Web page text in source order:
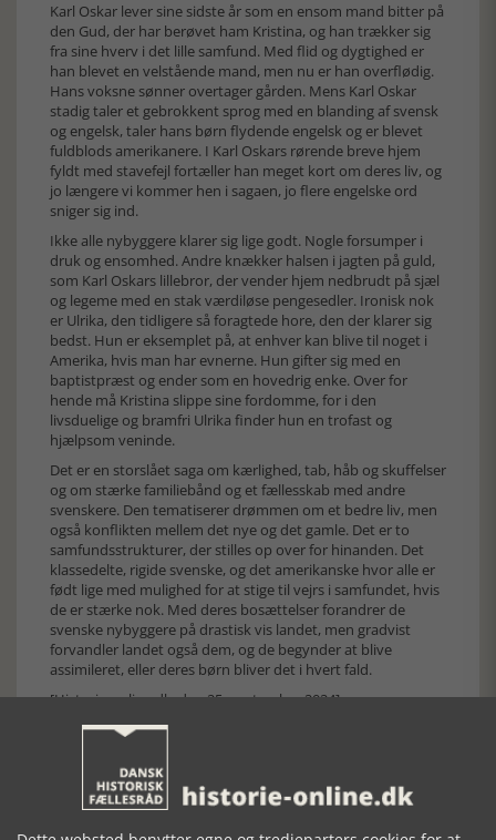
Karl Oskar lever sine sidste år som en ensom mand bitter på
den Gud, der har berøvet ham Kristina, og han trækker sig
fra sine hverv i det lille samfund. Med flid og dygtighed er
han blevet en velstående mand, men nu er han overflødig.
Hans voksne sønner overtager gården. Mens Karl Oskar
stadig taler et gebrokkent sprog med en blanding af svensk
og engelsk, taler hans børn flydende engelsk og er blevet
fuldblods amerikanere. I Karl Oskars rørende breve hjem
fyldt med stavefejl fortæller han meget kort om deres liv, og
jo længere vi kommer hen i sagaen, jo flere engelske ord
sniger sig ind.
Ikke alle nybyggere klarer sig lige godt. Nogle forsumper i
druk og ensomhed. Andre knækker halsen i jagten på guld,
som Karl Oskars lillebror, der vender hjem nedbrudt på sjæl
og legeme med en stak værdiløse pengesedler. Ironisk nok
er Ulrika, den tidligere så foragtede hore, den der klarer sig
bedst. Hun er eksemplet på, at enhver kan blive til noget i
Amerika, hvis man har evnerne. Hun gifter sig med en
baptistpræst og ender som en hovedrig enke. Over for
hende må Kristina slippe sine fordomme, for i den
livsduelige og bramfri Ulrika finder hun en trofast og
hjælpsom veninde.
Det er en storslået saga om kærlighed, tab, håb og skuffelser
og om stærke familiebånd og et fællesskab med andre
svenskere. Den tematiserer drømmen om et bedre liv, men
også konflikten mellem det nye og det gamle. Det er to
samfundsstrukturer, der stilles op over for hinanden. Det
klassedelte, rigide svenske, og det amerikanske hvor alle er
født lige med mulighed for at stige til vejrs i samfundet, hvis
de er stærke nok. Med deres bosættelser forandrer de
svenske nybyggere på drastisk vis landet, men gradvist
forvandler landet også dem, og de begynder at blive
assimileret, eller deres børn bliver det i hvert fald.
[Historie-online.dk, den 25. september 2024]